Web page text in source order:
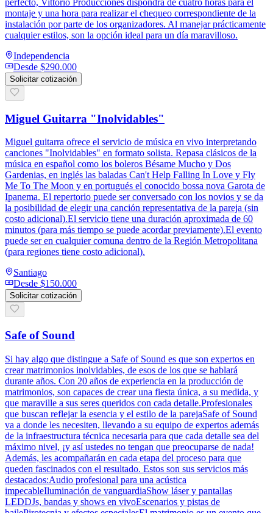
perfecto, Vittorio Producciones dispondrá de cuatro horas para el
montaje y una hora para realizar el chequeo correspondiente de la
instalación por parte de los organizadores. Al manejar prácticamente
cualquier estilos, son la opción ideal para un día maravilloso.
Independencia
Desde $290.000
Solicitar cotización
Miguel Guitarra "Inolvidables"
Miguel guitarra ofrece el servicio de música en vivo interpretando
canciones "Inolvidables" en formato solista. Repasa clásicos de la
música en español como los boleros Bésame Mucho y Dos
Gardenias, en inglés las baladas Can't Help Falling In Love y Fly
Me To The Moon y en portugués el conocido bossa nova Garota de
Ipanema. El repertorio puede ser conversado con los novios y se da
la posibilidad de elegir una canción representativa de la pareja (sin
costo adicional).El servicio tiene una duración aproximada de 60
minutos (para más tiempo se puede acordar previamente).El evento
puede ser en cualquier comuna dentro de la Región Metropolitana
(para regiones tiene costo adicional).
Santiago
Desde $150.000
Solicitar cotización
Safe of Sound
Si hay algo que distingue a Safe of Sound es que son expertos en
crear matrimonios inolvidables, de esos de los que se hablará
durante años. Con 20 años de experiencia en la producción de
matrimonios, son capaces de crear una fiesta única, a su medida, y
que maraville a sus seres queridos con cada detalle.Profesionales
que buscan reflejar la esencia y el estilo de la parejaSafe of Sound
va a donde les necesiten, llevando a su equipo de expertos además
de la infraestructura técnica necesaria para que cada detalle sea del
máximo nivel, ¡y así ustedes no tengan que preocuparse de nada!
Además, les acompañarán en cada etapa del proceso para que
queden fascinados con el resultado. Estos son sus servicios más
destacados:Audio profesional para una acústica
impecableIluminación de vanguardiaShow láser y pantallas
LEDDJs, bandas y shows en vivoEscenarios y pistas de